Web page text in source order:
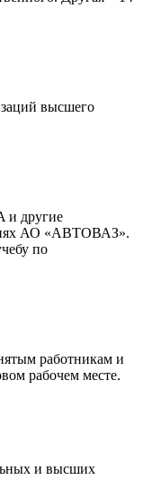
высшего
и другие
АО «АВТОВАЗ».
по
работникам и
рабочем месте.
и высших